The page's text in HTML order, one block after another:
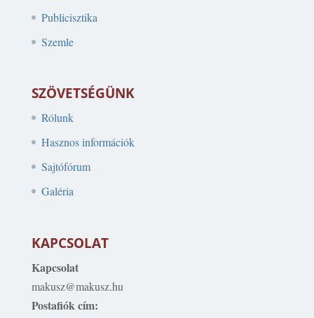
Publicisztika
Szemle
SZÖVETSÉGÜNK
Rólunk
Hasznos információk
Sajtófórum
Galéria
KAPCSOLAT
Kapcsolat
makusz@makusz.hu
Postafiók cím: